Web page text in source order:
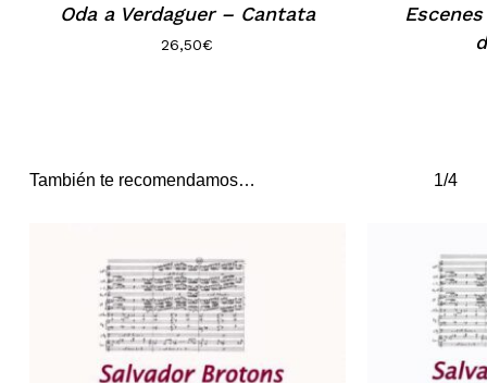
Oda a Verdaguer – Cantata
26,50€
También te recomendamos… 1/4